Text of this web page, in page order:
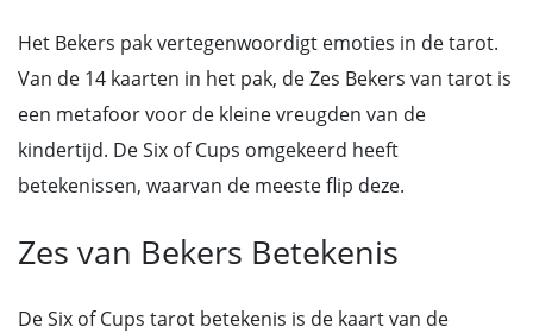
Het Bekers pak vertegenwoordigt emoties in de tarot.
Van de 14 kaarten in het pak, de Zes Bekers van tarot is
een metafoor voor de kleine vreugden van de
kindertijd. De Six of Cups omgekeerd heeft
betekenissen, waarvan de meeste flip deze.
Zes van Bekers Betekenis
De Six of Cups tarot betekenis is de kaart van de